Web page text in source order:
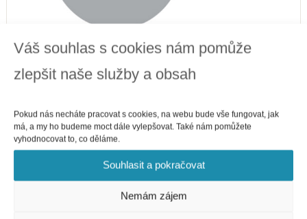
Váš souhlas s cookies nám pomůže
zlepšit naše služby a obsah
Pokud nás necháte pracovat s cookies, na webu bude vše fungovat, jak
má, a my ho budeme moct dále vylepšovat. Také nám pomůžete
vyhodnocovat to, co děláme.
Souhlasit a pokračovat
Nemám zájem